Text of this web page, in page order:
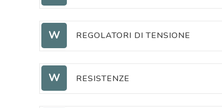
COMPARATORI DI TENSIONE
W REGOLATORI DI TENSIONE
W RESISTENZE